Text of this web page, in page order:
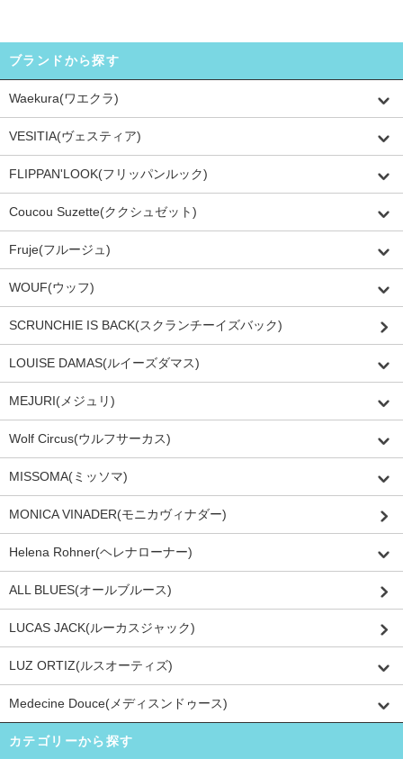
ブランドから探す
Waekura(ワエクラ)
VESITIA(ヴェスティア)
FLIPPAN'LOOK(フリッパンルック)
Coucou Suzette(ククシュゼット)
Fruje(フルージュ)
WOUF(ウッフ)
SCRUNCHIE IS BACK(スクランチーイズバック)
LOUISE DAMAS(ルイーズダマス)
MEJURI(メジュリ)
Wolf Circus(ウルフサーカス)
MISSOMA(ミッソマ)
MONICA VINADER(モニカヴィナダー)
Helena Rohner(ヘレナローナー)
ALL BLUES(オールブルース)
LUCAS JACK(ルーカスジャック)
LUZ ORTIZ(ルスオーティズ)
Medecine Douce(メディスンドゥース)
カテゴリーから探す